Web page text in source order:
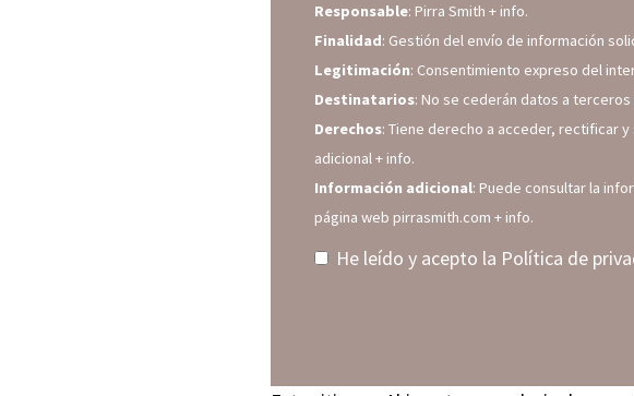
Responsable: Pirra Smith+ info.
Finalidad: Gestión del envío de información
Legitimación: Consentimiento expreso del
Destinatarios: No se cederán datos a
Derechos: Tiene derecho a acceder, rectificar
adicional+ info.
Información adicional: Puede consultar la
página web pirrasmith.com+ info.
He leído y acepto la Política de